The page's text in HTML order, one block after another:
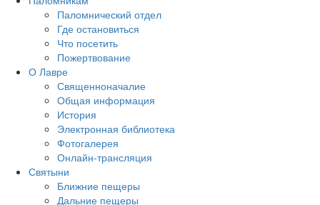
Паломнический отдел
Где остановиться
Что посетить
Пожертвование
О Лавре
Священноначалие
Общая информация
История
Электронная библиотека
Фотогалерея
Онлайн-трансляция
Святыни
Ближние пещеры
Дальние пещеры